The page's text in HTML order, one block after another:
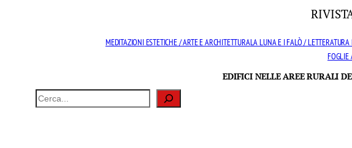
MEDITAZIONI ESTETICHE / ARTE E ARCHITETTURALA LUNA E I FALÒ / LETTERATURA
FOGLIE
EDIFICI NELLE AREE RURALI
Cerca